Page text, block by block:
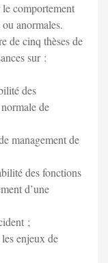
comportement
anormales.
de cinq thèses de
sur :
des
de
management de
des fonctions
d’une
;
enjeux de